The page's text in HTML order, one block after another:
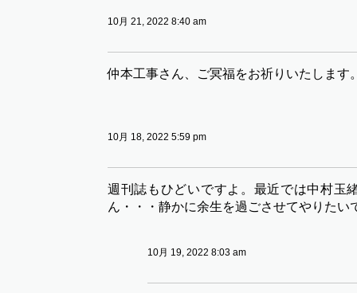
10月 21, 2022 8:40 am
仲本工事さん、ご冥福をお祈りいたします
10月 18, 2022 5:59 pm
週刊誌もひどいですよ。最近では中村玉
ん・・・静かに余生を過ごさせてやりたい
10月 19, 2022 8:03 am